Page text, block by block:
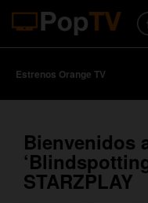
Estrenos Orange TV
Bienvenidos
STARZPLAY